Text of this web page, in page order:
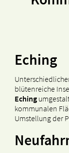
Eching
blütenreiche
Eching
kommunalen
Umstellung der